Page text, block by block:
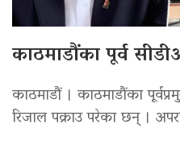
काठमाडौंका पूर्व
काठमाडौं । काठमाडौंका
रिजाल पक्राउ परेका छन् ।